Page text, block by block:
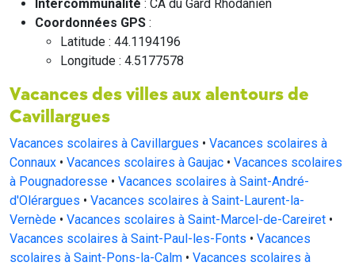
Intercommunalité : CA du Gard Rhodanien
Coordonnées GPS :
Latitude : 44.1194196
Longitude : 4.5177578
Vacances des villes aux alentours de
Cavillargues
Vacances scolaires à Cavillargues • Vacances scolaires à
Connaux • Vacances scolaires à Gaujac • Vacances scolaires
à Pougnadoresse • Vacances scolaires à Saint-André-
d'Olérargues • Vacances scolaires à Saint-Laurent-la-
Vernède • Vacances scolaires à Saint-Marcel-de-Careiret •
Vacances scolaires à Saint-Paul-les-Fonts • Vacances
scolaires à Saint-Pons-la-Calm • Vacances scolaires à